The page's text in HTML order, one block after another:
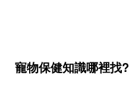
寵物保健知識哪裡找?